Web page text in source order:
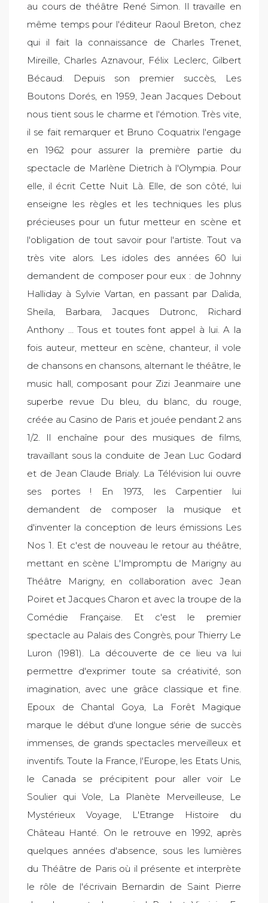
au cours de théâtre René Simon. Il travaille en
même temps pour l'éditeur Raoul Breton, chez
qui il fait la connaissance de Charles Trenet,
Mireille, Charles Aznavour, Félix Leclerc, Gilbert
Bécaud. Depuis son premier succès, Les
Boutons Dorés, en 1959, Jean Jacques Debout
nous tient sous le charme et l'émotion. Très vite,
il se fait remarquer et Bruno Coquatrix l'engage
en 1962 pour assurer la première partie du
spectacle de Marlène Dietrich à l'Olympia. Pour
elle, il écrit Cette Nuit Là. Elle, de son côté, lui
enseigne les règles et les techniques les plus
précieuses pour un futur metteur en scène et
l'obligation de tout savoir pour l'artiste. Tout va
très vite alors. Les idoles des années 60 lui
demandent de composer pour eux : de Johnny
Halliday à Sylvie Vartan, en passant par Dalida,
Sheila, Barbara, Jacques Dutronc, Richard
Anthony … Tous et toutes font appel à lui. A la
fois auteur, metteur en scène, chanteur, il vole
de chansons en chansons, alternant le théâtre, le
music hall, composant pour Zizi Jeanmaire une
superbe revue Du bleu, du blanc, du rouge,
créée au Casino de Paris et jouée pendant 2 ans
1/2. Il enchaîne pour des musiques de films,
travaillant sous la conduite de Jean Luc Godard
et de Jean Claude Brialy. La Télévision lui ouvre
ses portes ! En 1973, les Carpentier lui
demandent de composer la musique et
d'inventer la conception de leurs émissions Les
Nos 1. Et c'est de nouveau le retour au théâtre,
mettant en scène L'Impromptu de Marigny au
Théâtre Marigny, en collaboration avec Jean
Poiret et Jacques Charon et avec la troupe de la
Comédie Française. Et c'est le premier
spectacle au Palais des Congrès, pour Thierry Le
Luron (1981). La découverte de ce lieu va lui
permettre d'exprimer toute sa créativité, son
imagination, avec une grâce classique et fine.
Epoux de Chantal Goya, La Forêt Magique
marque le début d'une longue série de succès
immenses, de grands spectacles merveilleux et
inventifs. Toute la France, l'Europe, les Etats Unis,
le Canada se précipitent pour aller voir Le
Soulier qui Vole, La Planète Merveilleuse, Le
Mystérieux Voyage, L'Etrange Histoire du
Château Hanté. On le retrouve en 1992, après
quelques années d'absence, sous les lumières
du Théâtre de Paris où il présente et interprète
le rôle de l'écrivain Bernardin de Saint Pierre